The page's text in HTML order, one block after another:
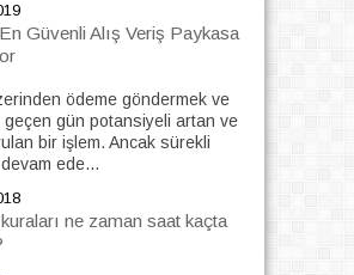
Güvenli Alış Veriş Paykasa
ödeme göndermek ve
geçen gün potansiyeli artan ve
bir işlem. Ancak sürekli
ede...
ne zaman saat kaçta